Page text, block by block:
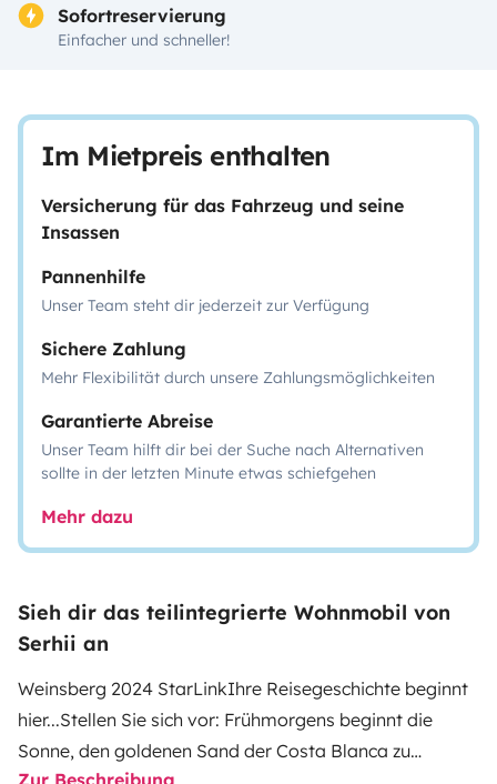
Sofortreservierung
Einfacher und schneller!
Im Mietpreis enthalten
Versicherung für das Fahrzeug und seine
Insassen
Pannenhilfe
Unser Team steht dir jederzeit zur Verfügung
Sichere Zahlung
Mehr Flexibilität durch unsere Zahlungsmöglichkeiten
Garantierte Abreise
Unser Team hilft dir bei der Suche nach Alternativen
sollte in der letzten Minute etwas schiefgehen
Mehr dazu
Sieh dir das teilintegrierte Wohnmobil von
Serhii an
Weinsberg 2024 StarLinkIhre Reisegeschichte beginnt
hier...Stellen Sie sich vor: Frühmorgens beginnt die
Sonne, den goldenen Sand der Costa Blanca zu
Zur Beschreibung